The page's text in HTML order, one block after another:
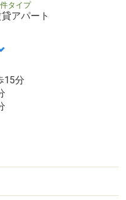
タイプ
アパート
15分